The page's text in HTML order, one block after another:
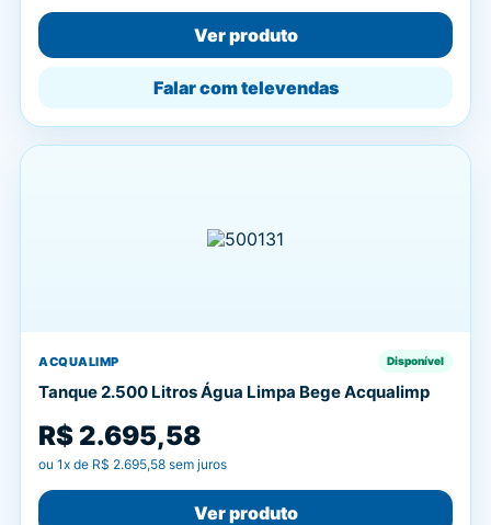
Ver produto
Falar com televendas
ACQUALIMP Disponível
Tanque 2.500 Litros Água Limpa Bege Acqualimp
R$ 2.695,58
ou 1x de R$ 2.695,58 sem juros
Ver produto